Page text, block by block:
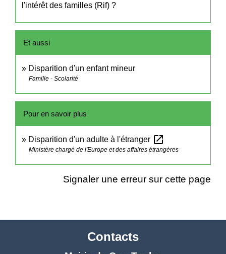
l'intérêt des familles (Rif) ?
Et aussi
Disparition d'un enfant mineur
Famille - Scolarité
Pour en savoir plus
Disparition d'un adulte à l'étranger open_in_new
Ministère chargé de l'Europe et des affaires étrangères
Signaler une erreur sur cette page
Contacts